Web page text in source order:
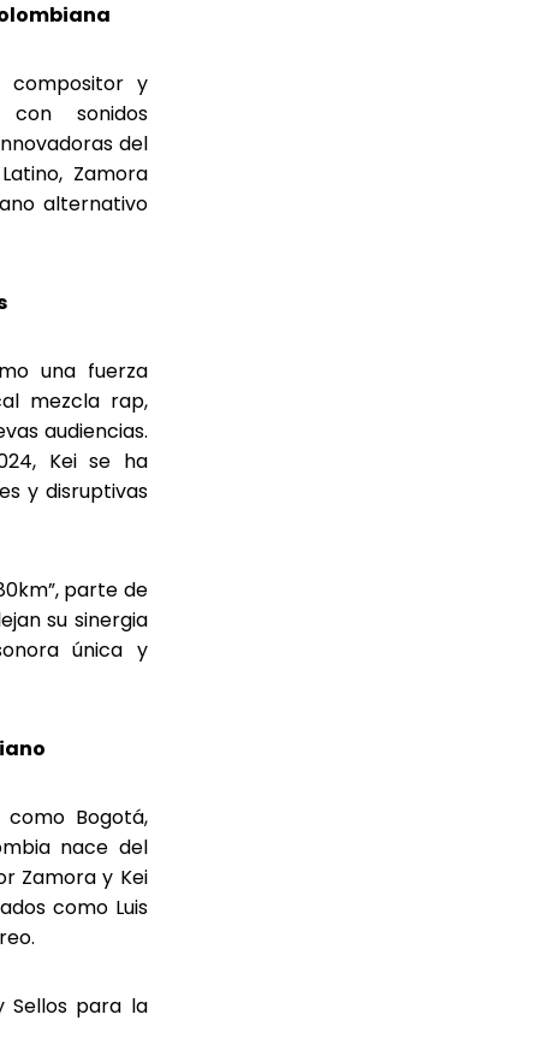
compositor y
sonidos
del
Zamora
alternativo
una fuerza
mezcla rap,
audiencias.
Kei se ha
y disruptivas
parte de
su sinergia
única y
como Bogotá,
nace del
Zamora y Kei
como Luis
Sellos para la